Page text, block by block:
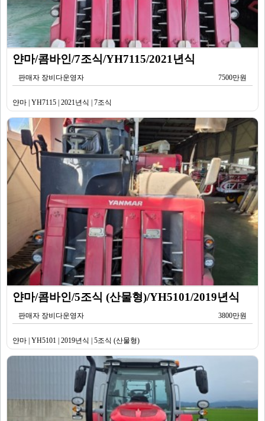
얀마/콤바인/7조식/YH7115/2021년식
판매자 장비다운영자 7500만원
얀마 | YH7115 | 2021년식 | 7조식
얀마/콤바인/5조식 (산물형)/YH5101/2019년식
판매자 장비다운영자 3800만원
얀마 | YH5101 | 2019년식 | 5조식 (산물형)